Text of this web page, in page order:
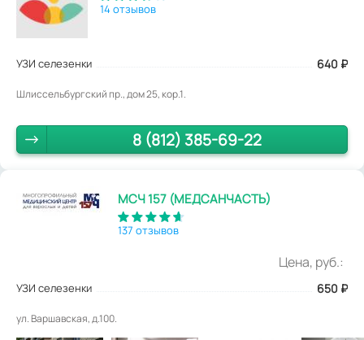
14 отзывов
УЗИ селезенки 640 ₽
Шлиссельбургский пр., дом 25, кор.1.
8 (812) 385-69-22
МСЧ 157 (МЕДСАНЧАСТЬ)
137 отзывов
Цена, руб.:
УЗИ селезенки 650 ₽
ул. Варшавская, д.100.